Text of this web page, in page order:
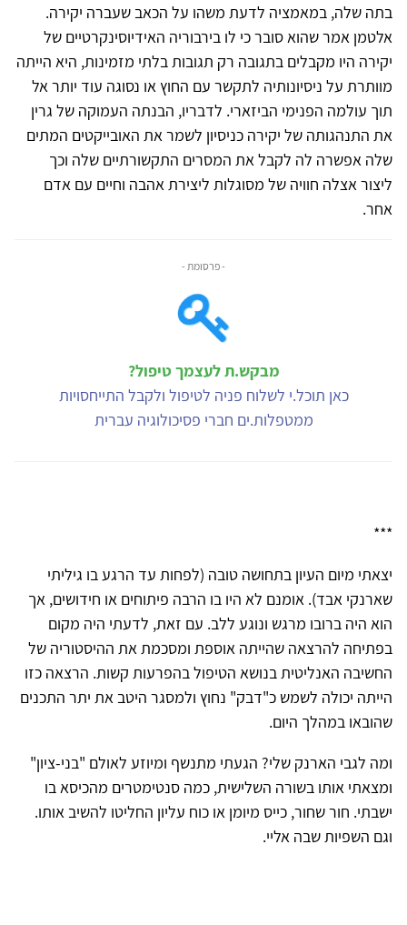
בתה שלה, במאמציה לדעת משהו על הכאב שעברה יקירה.
אלטמן אמר שהוא סובר כי לו בירבוריה האידיוסינקרטיים של
יקירה היו מקבלים בתגובה רק תגובות בלתי מזמינות, היא הייתה
מוותרת על ניסיונותיה לתקשר עם החוץ או נסוגה עוד יותר אל
תוך עולמה הפנימי הביזארי. לדבריו, הבנתה העמוקה של גרין
את התנהגותה של יקירה כניסיון לשמר את האובייקטים המתים
שלה אפשרה לה לקבל את המסרים התקשורתיים שלה וכך
ליצור אצלה חוויה של מסוגלות ליצירת אהבה וחיים עם אדם
אחר.
- פרסומת -
מבקש.ת לעצמך טיפול?
כאן תוכל.י לשלוח פניה לטיפול ולקבל התייחסויות
ממטפלות.ים חברי פסיכולוגיה עברית
***
יצאתי מיום העיון בתחושה טובה (לפחות עד הרגע בו גיליתי
שארנקי אבד). אומנם לא היו בו הרבה פיתוחים או חידושים, אך
הוא היה ברובו מרגש ונוגע ללב. עם זאת, לדעתי היה מקום
בפתיחה להרצאה שהייתה אוספת ומסכמת את ההיסטוריה של
החשיבה האנליטית בנושא הטיפול בהפרעות קשות. הרצאה כזו
הייתה יכולה לשמש כ"דבק" נחוץ ולמסגר היטב את יתר התכנים
שהובאו במהלך היום.
ומה לגבי הארנק שלי? הגעתי מתנשף ומיוזע לאולם "בני-ציון"
ומצאתי אותו בשורה השלישית, כמה סנטימטרים מהכיסא בו
ישבתי. חור שחור, כייס מיומן או כוח עליון החליטו להשיב אותו.
וגם השפיות שבה אליי.